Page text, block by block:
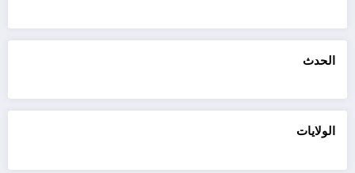
الحدث
الولايات